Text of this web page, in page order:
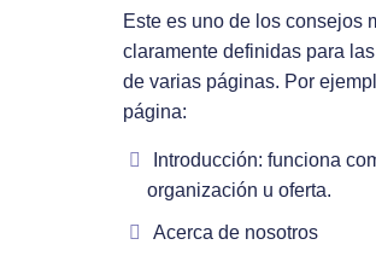
Este es uno de los consejos
claramente definidas para
de varias páginas. Por
página:
Introducción: funciona
organización u oferta.
Acerca de nosotros